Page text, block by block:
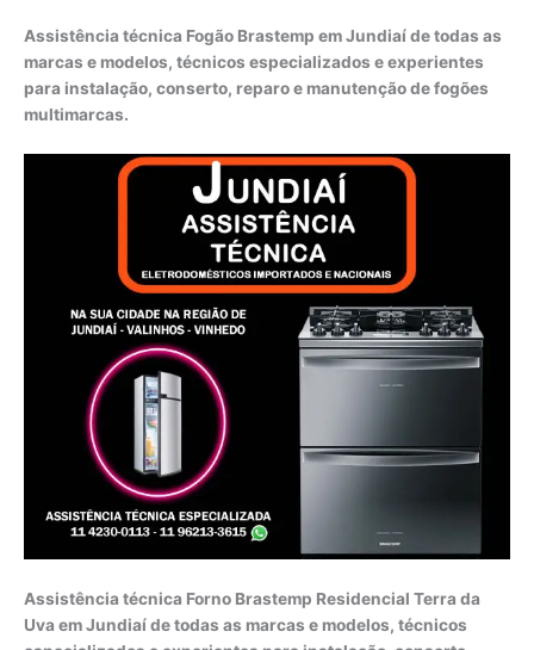
Assistência técnica Fogão Brastemp em Jundiaí de todas as
marcas e modelos, técnicos especializados e experientes
para instalação, conserto, reparo e manutenção de fogões
multimarcas.
Assistência técnica Forno Brastemp Residencial Terra da
Uva em Jundiaí de todas as marcas e modelos, técnicos